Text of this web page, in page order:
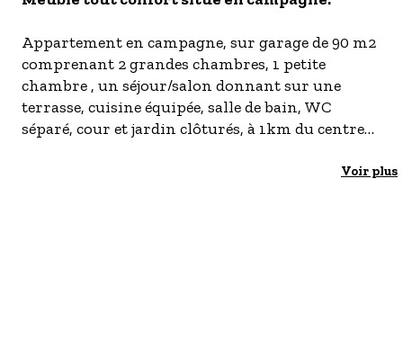
LES OFFRES MYPROVENCE
S'inscrire à nos newsletters
Appartement en campagne, sur garage de 90 m2
comprenant 2 grandes chambres, 1 petite
chambre , un séjour/salon donnant sur une
terrasse, cuisine équipée, salle de bain, WC
séparé, cour et jardin clôturés, à 1km du centre
Voir plus